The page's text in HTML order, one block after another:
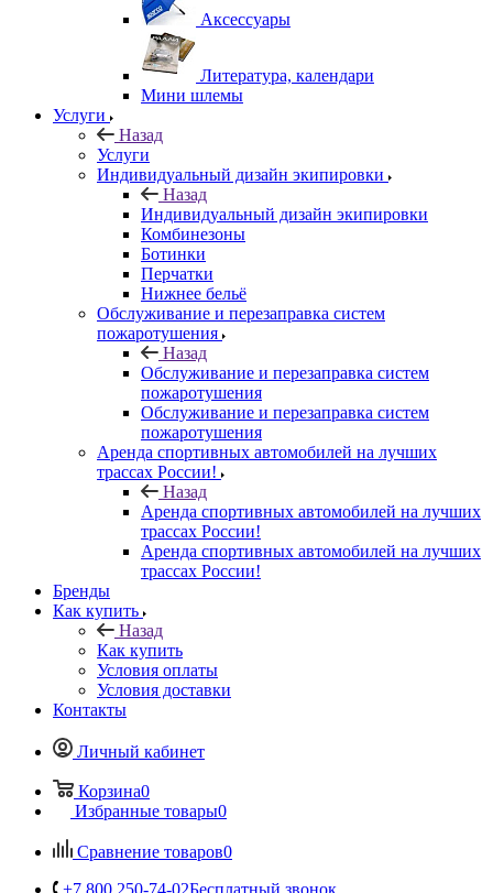
Аксессуары
Литература, календари
Мини шлемы
Услуги
Назад
Услуги
Индивидуальный дизайн экипировки
Назад
Индивидуальный дизайн экипировки
Комбинезоны
Ботинки
Перчатки
Нижнее бельё
Обслуживание и перезаправка систем
пожаротушения
Назад
Обслуживание и перезаправка систем
пожаротушения
Обслуживание и перезаправка систем
пожаротушения
Аренда спортивных автомобилей на лучших
трассах России!
Назад
Аренда спортивных автомобилей на лучших
трассах России!
Аренда спортивных автомобилей на лучших
трассах России!
Бренды
Как купить
Назад
Как купить
Условия оплаты
Условия доставки
Контакты
Личный кабинет
Корзина0
Избранные товары0
Сравнение товаров0
+7 800 250-74-02Бесплатный звонок